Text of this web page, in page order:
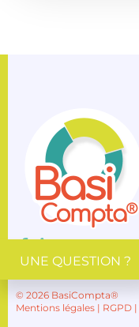
UNE QUESTION ?
© 2026 BasiCompta®
Mentions légales | RGPD |